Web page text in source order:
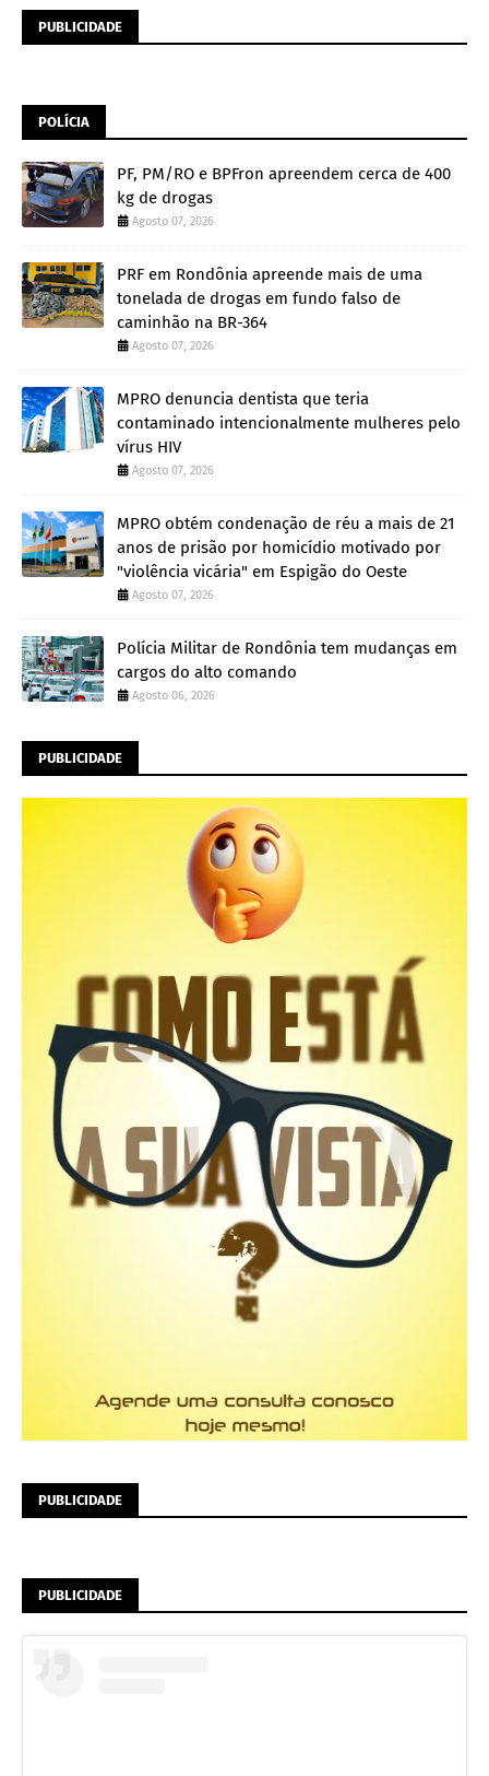
PUBLICIDADE
POLÍCIA
PF, PM/RO e BPFron apreendem cerca de 400
kg de drogas
Agosto 07, 2026
PRF em Rondônia apreende mais de uma
tonelada de drogas em fundo falso de
caminhão na BR-364
Agosto 07, 2026
MPRO denuncia dentista que teria
contaminado intencionalmente mulheres pelo
vírus HIV
Agosto 07, 2026
MPRO obtém condenação de réu a mais de 21
anos de prisão por homicídio motivado por
"violência vicária" em Espigão do Oeste
Agosto 07, 2026
Polícia Militar de Rondônia tem mudanças em
cargos do alto comando
Agosto 06, 2026
PUBLICIDADE
PUBLICIDADE
PUBLICIDADE